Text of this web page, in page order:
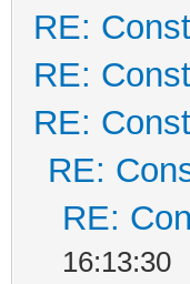
RE:
RE:
RE:
RE:
RE:
16:13:30